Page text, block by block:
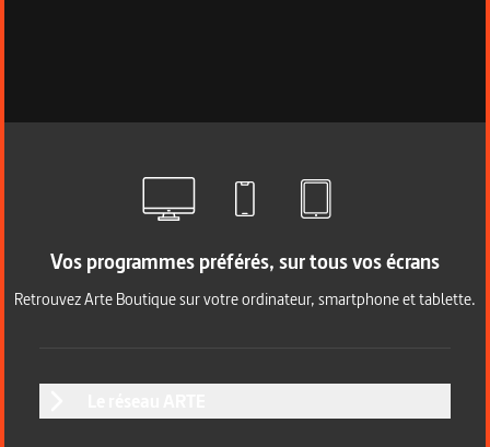
Vos programmes préférés, sur tous vos écrans
Retrouvez Arte Boutique sur votre ordinateur, smartphone et tablette.